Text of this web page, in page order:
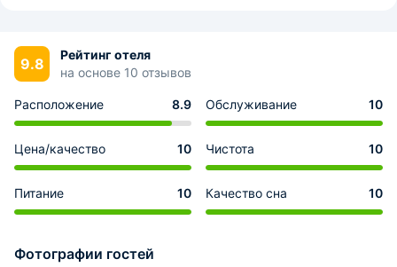
9.8
Рейтинг отеля
на основе 10 отзывов
Расположение 8.9 Обслуживание 10
Цена/качество 10 Чистота 10
Питание 10 Качество сна 10
Фотографии гостей